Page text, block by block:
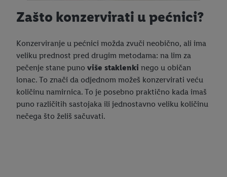
Zašto konzervirati u pećnici?
Konzerviranje u pećnici možda zvuči neobično, ali ima
veliku prednost pred drugim metodama: na lim za
pečenje stane puno više staklenki nego u običan
lonac. To znači da odjednom možeš konzervirati veću
količinu namirnica. To je posebno praktično kada imaš
puno različitih sastojaka ili jednostavno veliku količinu
nečega što želiš sačuvati.